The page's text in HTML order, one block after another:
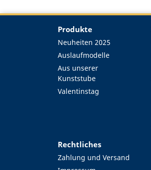
Produkte
Neuheiten 2025
Auslaufmodelle
Aus unserer
Kunststube
Valentinstag
Rechtliches
Zahlung und Versand